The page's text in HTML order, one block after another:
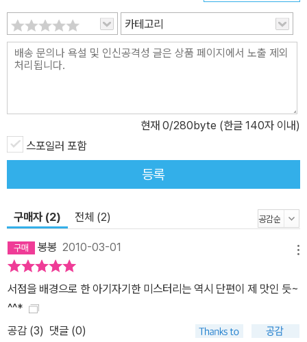
생하는가 하면 초등학생 실종사건이 일어나기도 하고, 신진 미스터리
작가는 정체불명의 팬이 누군지 밝혀달라고 한다. 세후도 서점의 홈
즈걸 콤비는 특유의 명쾌한 추리로 이번 사건들도 무사히 해결할 수
있을까? 신진 미스터리 작가의 사인회를 사수하라! 서점에 관한 문제
는 어린 꼬마손님부터 은퇴 후 여유 있게 독서생활을 즐기는 노인손
님에 이르기까지 서점을 드나드는 사람들은 말 그대로 성별과 나이를
가리지 않는다. 어떤 공간이든 그러하겠지만 이렇게 다양한 사람들이
들락거리는 곳에는 사건, 사고가 끊이지 않기 마련. 그런데 이 소설에
고 또 서점을 좋아한다는 것. 그래서 이 시리즈 속에서는 사건도 책에
리즈는 이른바 책에 관한, 책에 의한, 그리고 책을 위한 그런 이야기인
셈이다. 《명탐정 홈즈걸3》은 다섯 편의 단편소설로 이루어져 있다.
책을 주문해놓고 연락을 해보면 그런 주문을 한 적이 없다고 하는 사
람들이 있는가 하면, 서점을 견학하러 온 초등학생이 사라지는 사건
이 발생한다. 또 아르바이트생의 아쉬운 사랑 이야기가 펼쳐지는가
카테고리
현재 0/280byte (한글 140자 이내)
스포일러 포함
등록
구매자 (2) 전체 (2)
봉봉 2010-03-01
서점을 배경으로 한 아기자기한 미스터리는 역시 단편이 제 맛인 듯~
^^*
공감 (3) 댓글 (0)